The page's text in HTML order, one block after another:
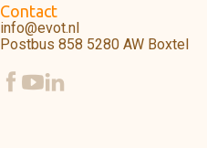
Contact
info@evot.nl
Postbus 858 5280 AW Boxtel